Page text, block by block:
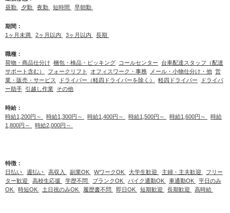
昼勤
夕勤 夜勤 短時間 早朝勤
期間：
1ヶ月未満
2ヶ月以内 3ヶ月以内 長期
職種：
荷物・商品仕分け 梱包・検品・ピッキング コールセンター
台車配達スタッフ（配達
サポート含む）
フォークリフト オフィスワーク・事務 メール・小物仕分け・他 営
業・販売・サービス
ドライバー（軽四ドライバーを除く） 軽四ドライバー
ドライバ
ー助手 引越し作業 その他
時給：
時給1,200円～
時給1,300円～ 時給1,400円～ 時給1,500円～ 時給1,600円～
時給
1,800円～
時給2,000円～
特徴：
日払い
週払い 高収入 副業OK WワークOK 大学生歓迎 主婦・主夫歓迎
フリー
ター歓迎
高校生応援 学歴不問 ブランクOK バイク通勤OK 車通勤OK
平日のみ
OK
時短OK 土日祝のみOK 履歴書不問 即日OK 短期歓迎 長期歓迎 高時給